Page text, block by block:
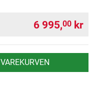
6 995,00 kr
I VAREKURVEN